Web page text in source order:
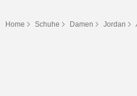
Home Schuhe Damen Jordan